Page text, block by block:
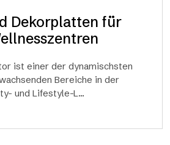
Dekorplatten für
ist einer der dynamischsten
Bereiche in der
und Lifestyle-L...